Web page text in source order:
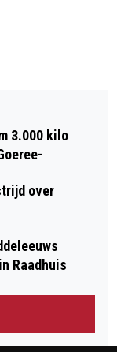
EN
3.000 kilo
over
Raadhuis